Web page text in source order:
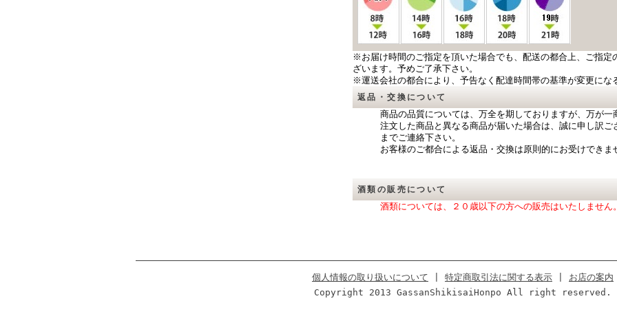
※お届け時間のご指定を頂いた場合でも、配送の都合上、ご指定
ざいます。予めご了承下さい。
※運送会社の都合により、予告なく配達時間帯の基準が変更にな
返品・交換について
商品の品質については、万全を期しておりますが、万が
注文した商品と異なる商品が届いた場合は、誠に申し訳
までご連絡下さい。
お客様のご都合による返品・交換は原則的にお受けできま
酒類の販売について
酒類については、２０歳以下の方への販売はいたしません。
個人情報の取り扱いについて 特定商取引法に関する表示
お店の案内
Copyright 2013 GassanShikisaiHonpo All right reserved.